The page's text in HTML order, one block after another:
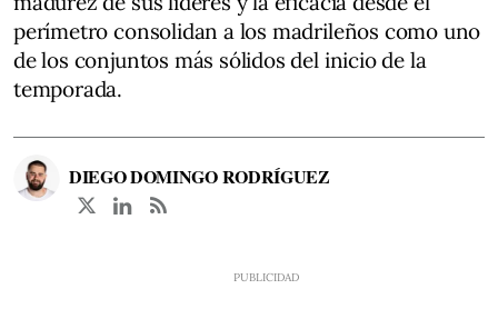
perímetro consolidan a los madrileños como uno
de los conjuntos más sólidos del inicio de la
temporada.
DIEGO DOMINGO RODRÍGUEZ